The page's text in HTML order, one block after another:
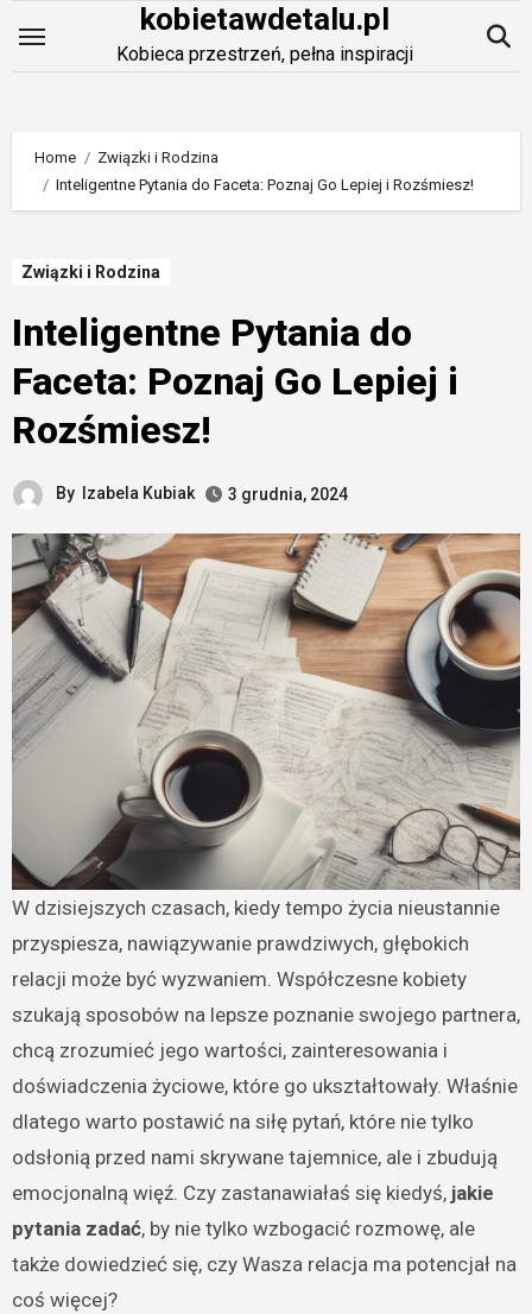
kobietawdetalu.pl
Kobieca przestrzeń, pełna inspiracji
Home
Związki i Rodzina
Inteligentne Pytania do Faceta: Poznaj Go Lepiej i Rozśmiesz!
Związki i Rodzina
Inteligentne Pytania do
Faceta: Poznaj Go Lepiej i
Rozśmiesz!
By Izabela Kubiak 3 grudnia, 2024
W dzisiejszych czasach, kiedy tempo życia nieustannie
przyspiesza, nawiązywanie prawdziwych, głębokich
relacji może być wyzwaniem. Współczesne kobiety
szukają sposobów na lepsze poznanie swojego partnera,
chcą zrozumieć jego wartości, zainteresowania i
doświadczenia życiowe, które go ukształtowały. Właśnie
dlatego warto postawić na siłę pytań, które nie tylko
odsłonią przed nami skrywane tajemnice, ale i zbudują
emocjonalną więź. Czy zastanawiałaś się kiedyś, jakie
pytania zadać, by nie tylko wzbogacić rozmowę, ale
także dowiedzieć się, czy Wasza relacja ma potencjał na
coś więcej?